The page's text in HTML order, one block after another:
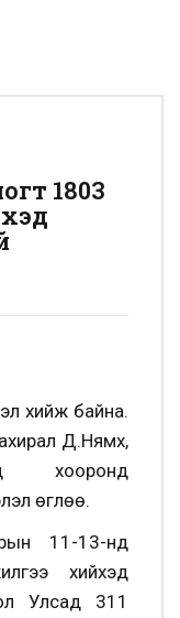
1803
хийж байна.
Д.Нямхүү,
хооронд
өглөө.
11-13-нд
хийхэд
Улсад 311